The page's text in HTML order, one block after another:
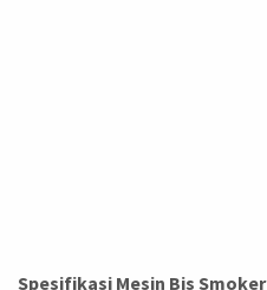
Spesifikasi Mesin Bis Smoker